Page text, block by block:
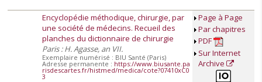
Encyclopédie méthodique, chirurgie, par
une société de médecins. Recueil des
planches du dictionnaire de chirurgie
Paris : H. Agasse, an VII.
Exemplaire numérisé : BIU Santé (Paris)
Adresse permanente : https://www.biusante.pa
risdescartes.fr/histmed/medica/cote?07410xC0
3
Page à Page
Par chapitres
PDF
Sur Internet
Archive